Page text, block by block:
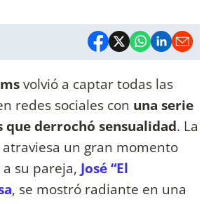
volvió a captar todas las
redes sociales con una serie
que derrochó sensualidad. La
un gran momento
su pareja, José “El
, se mostró radiante en una